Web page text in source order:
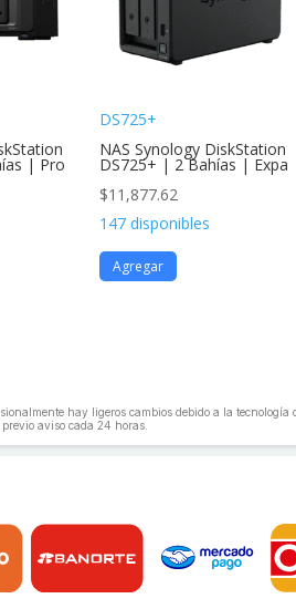
| Pro
DS725+
NAS Synology DiskStation
DS725+ | 2 Bahías | Expa
$11,877.62
147 disponibles
Agregar
hay ligeros cambios debido a la tecnología
aviso cada 24 horas.